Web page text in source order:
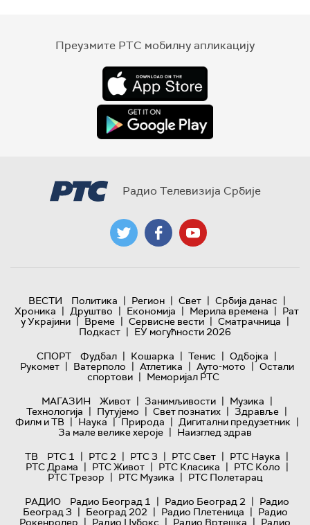
Преузмите РТС мобилну апликацију
Радио Телевизија Србије
ВЕСТИ Политика | Регион | Свет | Србија данас |
Хроника | Друштво | Економија | Мерила времена | Рат
у Украјини | Време | Сервисне вести | Сматрачница |
Подкаст | ЕУ могућности 2026
СПОРТ
Фудбал | Кошарка | Тенис | Одбојка |
Рукомет | Ватерполо | Атлетика | Ауто-мото | Остали
спортови | Меморијал РТС
МАГАЗИН
Живот | Занимљивости | Музика |
Технологијa | Путујемо | Свет познатих | Здравље |
Филм и ТВ | Наука | Природа | Дигитални предузетник |
За мале велике хероје | Наизглед здрав
ТВ
РТС 1 | РТС 2 | РТС 3 | РТС Свет | РТС Наука |
РТС Драма | РТС Живот | РТС Класика | РТС Коло |
РТС Трезор | РТС Музика | РТС Полетарац
РАДИО
Радио Београд 1 | Радио Београд 2 | Радио
Београд 3 | Београд 202 | Радио Плетеница | Радио
Рокенролер | Радио Џубокс | Радио Вртешка | Радио